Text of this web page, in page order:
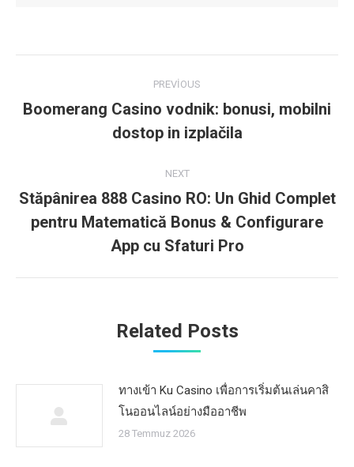
navigation
PREVIOUS
post:
Boomerang Casino vodnik: bonusi, mobilni
dostop in izplačila
NEXT
Next
post:
Stăpânirea 888 Casino RO: Un Ghid Complet
pentru Matematică Bonus & Configurare
App cu Sfaturi Pro
Related Posts
ทางเข้า Ku Casino เพื่อการเริ่มต้นเล่นคาสิ
โนออนไลน์อย่างมืออาชีพ
28 Temmuz 2026